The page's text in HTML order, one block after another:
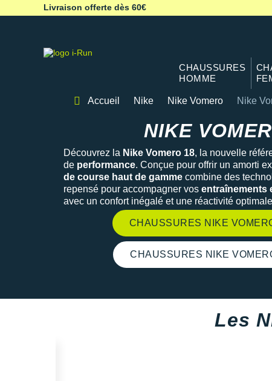
Livraison offerte dès 60€
CHAUSSURES
HOMME
Accueil Nike Nike Vomero Nike
NIKE VOMERO 18
NIKE
Découvrez la Nike Vomero 18, la nouvelle
de performance. Conçue pour offrir un amorti
de course haut de gamme combine des
repensé pour accompagner vos entraînements
avec un confort inégalé et une réactivité
CHAUSSURES NIKE
CHAUSSURES NIKE
Les